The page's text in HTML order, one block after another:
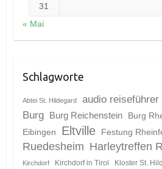
31
« Mai
Schlagworte
Abtei St. Hildegard audio reiseführer
Burg
Burg Reichenstein Burg
Eibingen Eltville Festung
Ruedesheim Harleytreffen
Kirchdorf Kirchdorf in Tirol Kloster St.